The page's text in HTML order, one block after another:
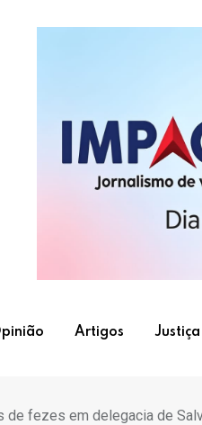
Artigos Justiça
de fezes em delegacia de